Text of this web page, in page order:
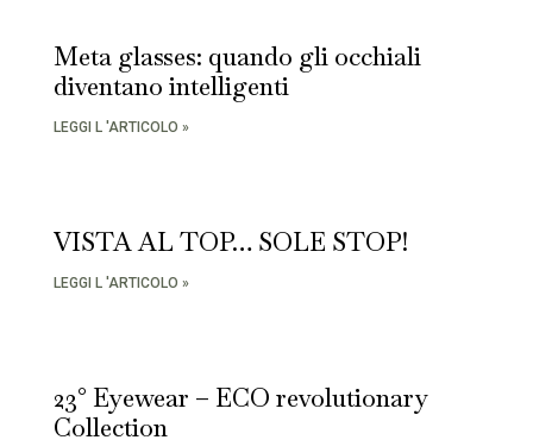
Meta glasses: quando gli occhiali
diventano intelligenti
LEGGI L 'ARTICOLO »
VISTA AL TOP… SOLE STOP!
LEGGI L 'ARTICOLO »
23° Eyewear – ECO revolutionary
Collection